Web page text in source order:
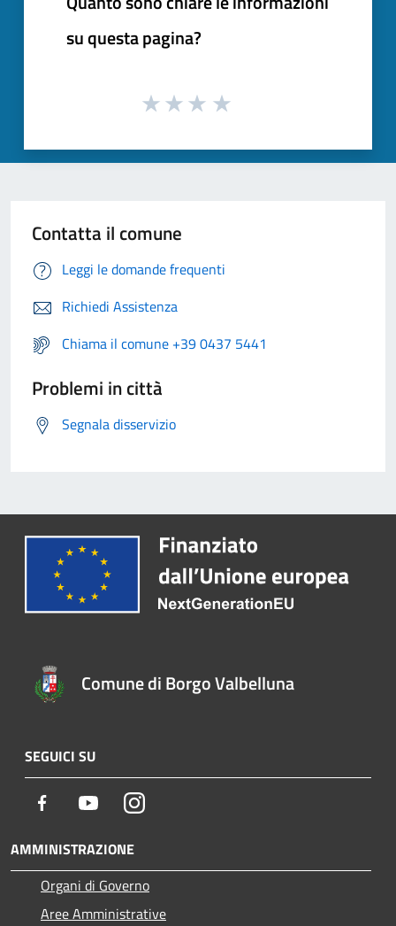
su questa pagina?
Contatta il comune
Leggi le domande frequenti
Richiedi Assistenza
Chiama il comune +39 0437 5441
Problemi in città
Segnala disservizio
Comune di Borgo Valbelluna
SEGUICI SU
Facebook YoutubeInstagram
AMMINISTRAZIONE
Organi di Governo
Aree Amministrative